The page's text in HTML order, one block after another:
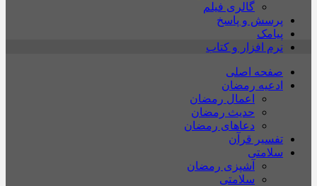
گالری فیلم
پرسش و پاسخ
پیامک
نرم افزار و کتاب
صفحه اصلی
ادعیه رمضان
اعمال رمضان
حدیث رمضان
دعاهای رمضان
تفسیر قرآن
سلامتی
آشپزی رمضان
سلامتی